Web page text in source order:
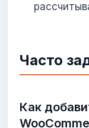
Часто
Как